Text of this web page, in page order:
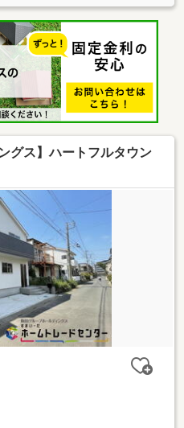
グス】ハートフルタウン